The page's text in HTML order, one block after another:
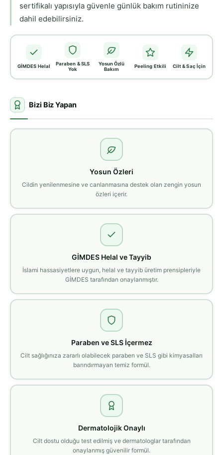
sertifikalı yapısıyla güvenle günlük bakım rutininize
dahil edebilirsiniz.
GİMDES Helal
Paraben & SLS
Yok
Yosun Özlü
Bakım
Peeling Etkili Cilt & Saç İçin
Bizi Biz Yapan
Yosun Özleri
Cildin yenilenmesine ve canlanmasına destek olan zengin yosun
özleri içerir.
GİMDES Helal ve Tayyib
İslami hassasiyetlere uygun, helal ve tayyib üretim prensipleriyle
GİMDES tarafından onaylanmıştır.
Paraben ve SLS İçermez
Cilt sağlığınıza zararlı olabilecek paraben ve SLS gibi kimyasalları
barındırmayan temiz formül.
Dermatolojik Onaylı
Cilt dostu olduğu test edilmiş ve dermatologlar tarafından
onaylanmış güvenilir formül.